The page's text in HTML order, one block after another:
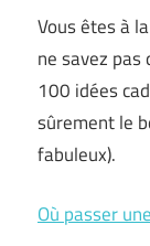
Vous êtes à
ne savez pas
100 idées
sûrement le
fabuleux).
Où passer